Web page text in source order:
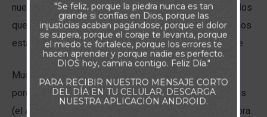
nuestro mejor esfuerzo para servir a Dios con los regalos
que nos ha dado. Y cuando cometemos errores, debemos
estar bien con Dios, recibir Su Perdón y seguir adelante.
Muchas personas sienten que Dios no puede usarlas
porque no son perfectas, pero esto es una mentira. Dios
(el Alfarero) usa ollas rotas (nosotros) para hacer Su obra.
"Se feliz, porque la piedra nunca es tan
grande si confías en Dios, porque las
injusticias acaban pagándose, porque el dolor
se supera, porque el coraje te levanta, porque
el miedo te fortalece, porque los errores te
hacen aprender y porque nadie es perfecto.
DIOS hoy, camina contigo. Feliz Día."
PARA RECIBIR NUESTRO MENSAJE CORTO
DEL DÍA EN TU CELULAR, DESCARGA
NUESTRA APLICACIÓN ANDROID.